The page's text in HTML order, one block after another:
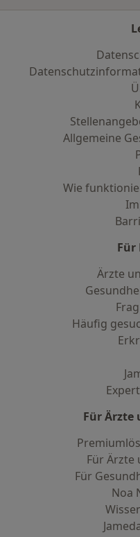
Allgemeine
Wie
Für
Ärzte
Häufig
Für Ärzte
Für Ärzte
Für
Noa